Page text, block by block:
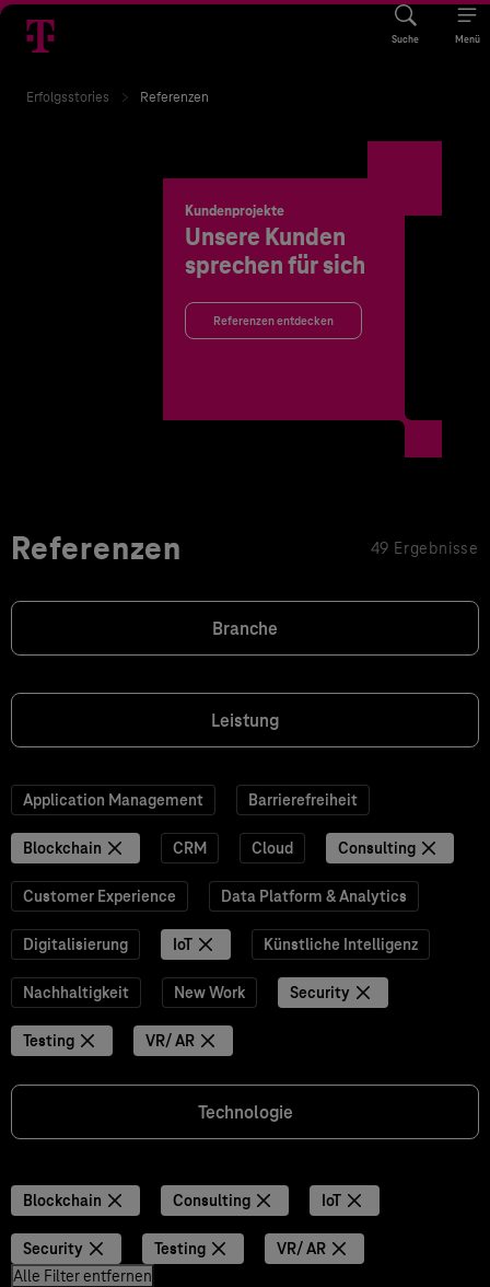
Suche Menü
Erfolgsstories Referenzen
Kundenprojekte
Unsere Kunden
sprechen für sich
Referenzen entdecken
Referenzen 49 Ergebnisse
Branche
Leistung
Application Management Barrierefreiheit
Blockchain CRM Cloud Consulting
Customer Experience Data Platform & Analytics
Digitalisierung IoT Künstliche Intelligenz
Nachhaltigkeit New Work Security
Testing VR/ AR
Technologie
Blockchain Consulting IoT
Security Testing
VR/ AR
Alle Filter entfernen